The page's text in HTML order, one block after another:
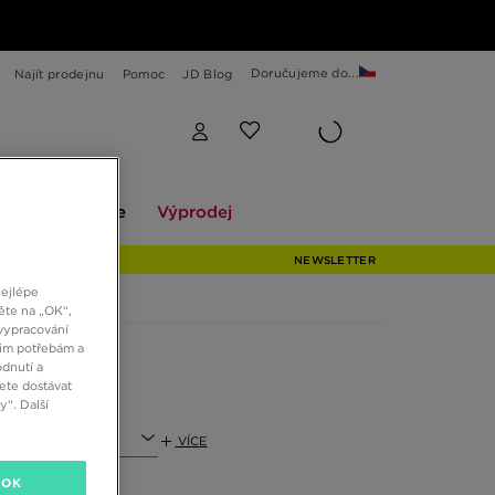
Najít prodejnu Pomoc JD Blog Doručujeme do...
Explore Výprodej
NEWSLETTER
VÍCE
na „OK“,
potřebám a
a
dostávat
Další
OK